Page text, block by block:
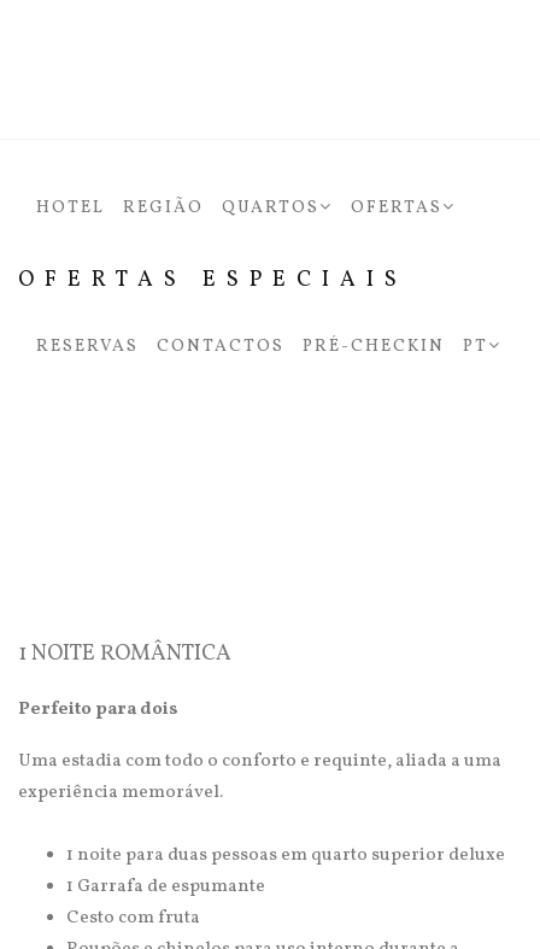
HOTEL REGIÃO QUARTOS OFERTAS
RESERVAS CONTACTOS PRÉ-CHECKIN PT
OFERTAS ESPECIAIS
1 NOITE ROMÂNTICA
Perfeito para dois
Uma estadia com todo o conforto e requinte, aliada a uma
experiência memorável.
1 noite para duas pessoas em quarto superior deluxe
1 Garrafa de espumante
Cesto com fruta